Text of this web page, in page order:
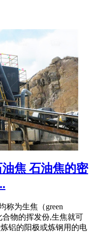
油焦 石油焦的密
称为生焦（green
合物的挥发份,生焦就可
铝的阳极或炼钢用的电